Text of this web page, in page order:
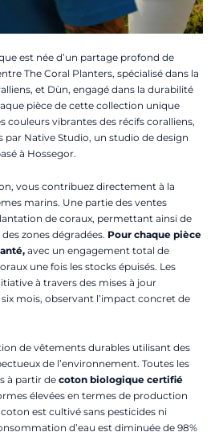
est née d’un partage profond de
The Coral Planters, spécialisé dans la
et Dùn, engagé dans la durabilité
pièce de cette collection unique
couleurs vibrantes des récifs coralliens,
par Native Studio, un studio de design
à Hossegor.
vous contribuez directement à la
marins. Une partie des ventes
de coraux, permettant ainsi de
zones dégradées. Pour chaque pièce
avec un engagement total de
une fois les stocks épuisés. Les
à travers des mises à jour
mois, observant l’impact concret de
de vêtements durables utilisant des
de l’environnement. Toutes les
à partir de coton biologique certifié
élevées en termes de production
est cultivé sans pesticides ni
d’eau est diminuée de 98%